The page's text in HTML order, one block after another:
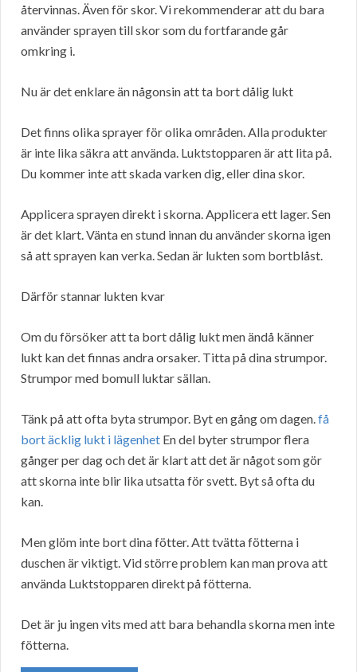
återvinnas. Även för skor. Vi rekommenderar att du bara
använder sprayen till skor som du fortfarande går
omkring i.
Nu är det enklare än någonsin att ta bort dålig lukt
Det finns olika sprayer för olika områden. Alla produkter
är inte lika säkra att använda. Luktstopparen är att lita på.
Du kommer inte att skada varken dig, eller dina skor.
Applicera sprayen direkt i skorna. Applicera ett lager. Sen
är det klart. Vänta en stund innan du använder skorna igen
så att sprayen kan verka. Sedan är lukten som bortblåst.
Därför stannar lukten kvar
Om du försöker att ta bort dålig lukt men ändå känner
lukt kan det finnas andra orsaker. Titta på dina strumpor.
Strumpor med bomull luktar sällan.
Tänk på att ofta byta strumpor. Byt en gång om dagen.få
bort äcklig lukt i lägenhet En del byter strumpor flera
gånger per dag och det är klart att det är något som gör
att skorna inte blir lika utsatta för svett. Byt så ofta du
kan.
Men glöm inte bort dina fötter. Att tvätta fötterna i
duschen är viktigt. Vid större problem kan man prova att
använda Luktstopparen direkt på fötterna.
Det är ju ingen vits med att bara behandla skorna men inte
fötterna.